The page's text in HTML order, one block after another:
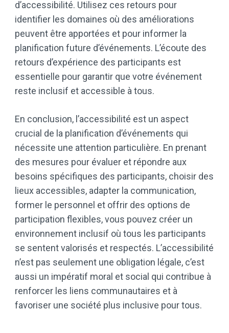
d’accessibilité. Utilisez ces retours pour
identifier les domaines où des améliorations
peuvent être apportées et pour informer la
planification future d’événements. L’écoute des
retours d’expérience des participants est
essentielle pour garantir que votre événement
reste inclusif et accessible à tous.
En conclusion, l’accessibilité est un aspect
crucial de la planification d’événements qui
nécessite une attention particulière. En prenant
des mesures pour évaluer et répondre aux
besoins spécifiques des participants, choisir des
lieux accessibles, adapter la communication,
former le personnel et offrir des options de
participation flexibles, vous pouvez créer un
environnement inclusif où tous les participants
se sentent valorisés et respectés. L’accessibilité
n’est pas seulement une obligation légale, c’est
aussi un impératif moral et social qui contribue à
renforcer les liens communautaires et à
favoriser une société plus inclusive pour tous.